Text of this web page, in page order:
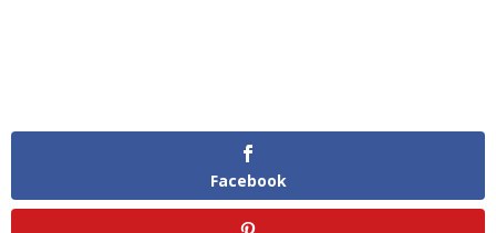
Facebook